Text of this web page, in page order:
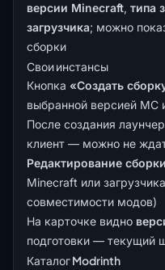
версии Minecraft, типа
загрузчика; можно
сборки
Свои инстансы
Кнопка «Создать
выбранной версией MC
После создания лаунчер
клиент — можно не
Редактирование сборки
Minecraft или
совместимости модов)
На карточке видно
подготовки — текущий
Каталог Modrinth